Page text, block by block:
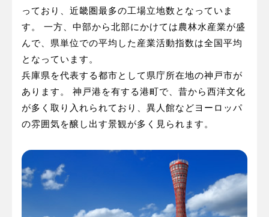
っており、近畿圏最多の工場立地数となっていま
す。 一方、中部から北部にかけては農林水産業が盛
んで、県単位での平均した産業活動指数は全国平均
となっています。
兵庫県を代表する都市として県庁所在地の神戸市が
あります。 神戸港を有する港町で、昔から西洋文化
が多く取り入れられており、異人館などヨーロッパ
の雰囲気を醸し出す景観が多く見られます。